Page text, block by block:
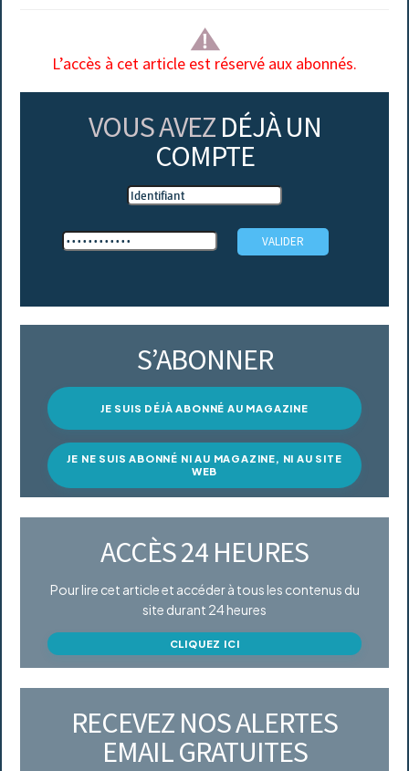
L’accès à cet article est réservé aux abonnés.
VOUS AVEZ DÉJÀ UN
COMPTE
S’ABONNER
JE SUIS DÉJÀ ABONNÉ AU MAGAZINE
JE NE SUIS ABONNÉ NI AU MAGAZINE, NI AU SITE
WEB
ACCÈS 24 HEURES
Pour lire cet article et accéder à tous les contenus du
site durant 24 heures
CLIQUEZ ICI
RECEVEZ NOS ALERTES
EMAIL GRATUITES